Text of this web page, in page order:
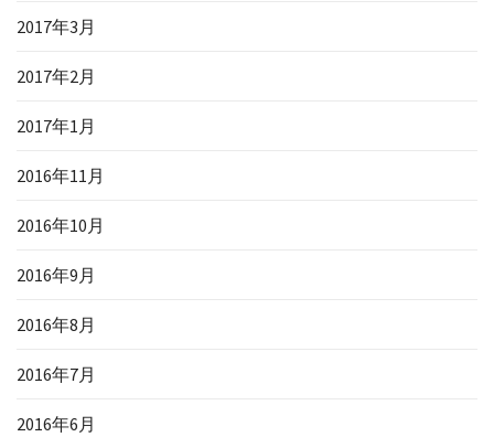
2017年3月
2017年2月
2017年1月
2016年11月
2016年10月
2016年9月
2016年8月
2016年7月
2016年6月